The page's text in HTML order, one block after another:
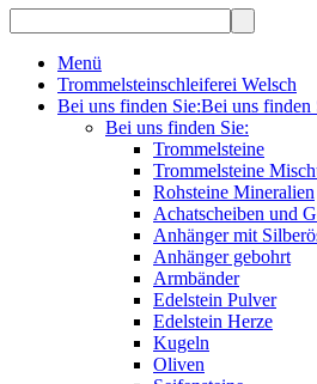
Menü
Trommelsteinschleiferei Welsch
Bei uns finden Sie:Bei uns finden
Bei uns finden Sie:
Trommelsteine
Trommelsteine
Rohsteine Mineralien
Achatscheiben und
Anhänger mit
Anhänger gebohrt
Armbänder
Edelstein Pulver
Edelstein Herze
Kugeln
Oliven